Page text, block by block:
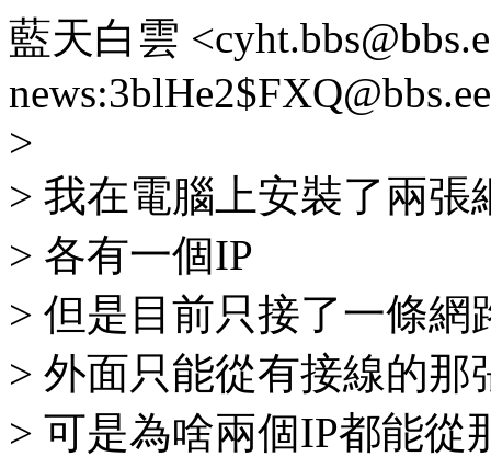
藍天白雲
>
> 我在電腦上安裝了兩張
> 各有一個IP
> 但是目前只接了一條網
> 外面只能從有接線的那
> 可是為啥兩個IP都能從